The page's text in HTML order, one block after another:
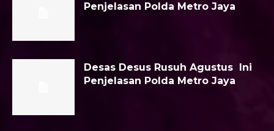
Penjelasan Polda Metro Jaya
Desas Desus Rusuh Agustus Ini
Penjelasan Polda Metro Jaya